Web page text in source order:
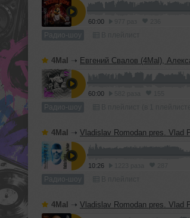
60:00
Радио-шоу
4Mal ➝ Евгений Свалов (4Mal), Александр
60:00
Радио-шоу
4Mal ➝ Vladislav Romodan pres. Vlad Positive — Микшер Русской кибернетики
10:26
Радио-шоу
4Mal ➝ Vladislav Romodan pres. Vlad Positive — Микшер Русской кибернетики